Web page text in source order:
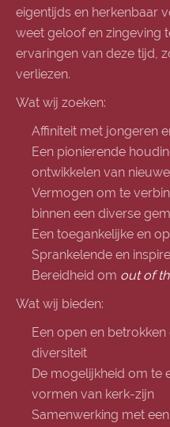
eigentijds en herkenbaar
weet geloof en zingeving
ervaringen van deze tijd,
verliezen.
Wat wij zoeken:
Affiniteit met jongeren
Een pionierende
ontwikkelen van
Vermogen om te
binnen een diverse
Een toegankelijke en
Sprankelende en
Bereidheid om out of
Wat wij bieden:
Een open en
diversiteit
De mogelijkheid om te
vormen van kerk-zijn
Samenwerking met